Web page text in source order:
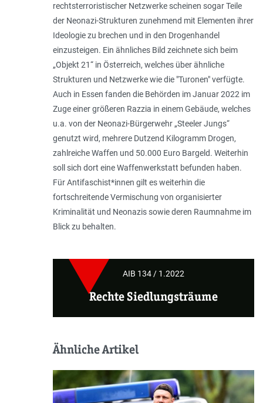
rechtsterroristischer Netzwerke scheinen sogar Teile
der Neonazi-Strukturen zunehmend mit Elementen ihrer
Ideologie zu brechen und in den Drogenhandel
einzusteigen. Ein ähnliches Bild zeichnete sich beim
„Objekt 21“ in Österreich, welches über ähnliche
Strukturen und Netzwerke wie die "Turonen" verfügte.
Auch in Essen fanden die Behörden im Januar 2022 im
Zuge einer größeren Razzia in einem Gebäude, welches
u.a. von der Neonazi-­Bürgerwehr „Steeler Jungs“
genutzt wird, mehrere Dutzend Kilogramm Drogen,
zahlreiche Waffen und 50.000 Euro Bargeld. Weiterhin
soll sich dort eine Waffenwerkstatt befunden haben.
Für Antifaschist*innen gilt es weiterhin die
fortschreitende Vermischung von organisierter
Kriminalität und Neonazis sowie deren Raumnahme im
Blick zu behalten.
AIB 134 / 1.2022
Rechte Siedlungsträume
Ähnliche Artikel